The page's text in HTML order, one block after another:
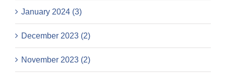
January 2024 (3)
December 2023 (2)
November 2023 (2)